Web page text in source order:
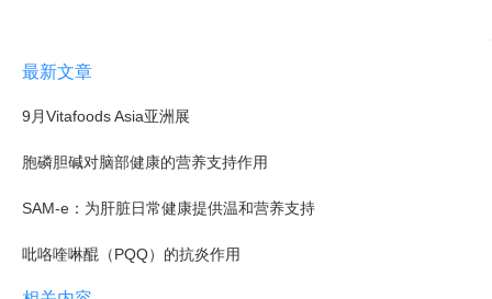
最新文章
9月Vitafoods Asia亚洲展
胞磷胆碱对脑部健康的营养支持作用
SAM-e：为肝脏日常健康提供温和营养支持
吡咯喹啉醌（PQQ）的抗炎作用